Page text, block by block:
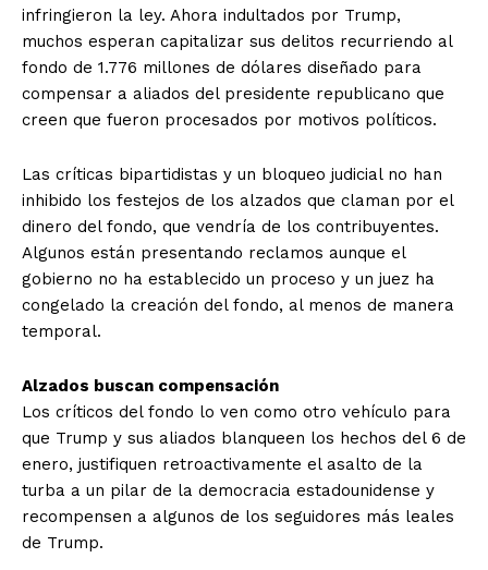
infringieron la ley. Ahora indultados por Trump,
muchos esperan capitalizar sus delitos recurriendo al
fondo de 1.776 millones de dólares diseñado para
compensar a aliados del presidente republicano que
creen que fueron procesados por motivos políticos.
Las críticas bipartidistas y un bloqueo judicial no han
inhibido los festejos de los alzados que claman por el
dinero del fondo, que vendría de los contribuyentes.
Algunos están presentando reclamos aunque el
gobierno no ha establecido un proceso y un juez ha
congelado la creación del fondo, al menos de manera
temporal.
Alzados buscan compensación
Los críticos del fondo lo ven como otro vehículo para
que Trump y sus aliados blanqueen los hechos del 6 de
enero, justifiquen retroactivamente el asalto de la
turba a un pilar de la democracia estadounidense y
recompensen a algunos de los seguidores más leales
de Trump.